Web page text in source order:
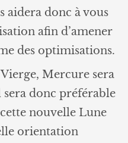
aidera donc à vous
afin d’amener
des optimisations.
Mercure sera
donc préférable
nouvelle Lune
orientation